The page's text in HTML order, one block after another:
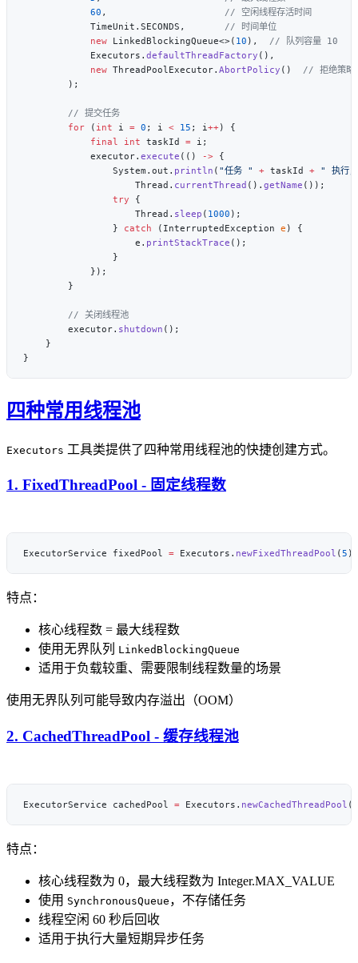
            60
,
            TimeUnit.SECONDS,
            new
LinkedBlockingQueue<>( 10 ),
            Executors.
defaultThreadFactory
            new
ThreadPoolExecutor. AbortPolicy ()
        for
( int i = 0 ; i < 15 ; i ++
            final
int taskId =
            executor.
execute (() ->
                System.out.
println ( "任务 " + taskId + " 执行
                    Thread.
currentThread (). getName
                try
                    Thread.
sleep ( 1000
                }
catch (InterruptedException e
                    e.
printStackTrace
        executor.
shutdown
四种常用线程池
Executors 工具类提供了四种常用线程池的快捷创建方式。
1. FixedThreadPool - 固定线程数
ExecutorService fixedPool = Executors. newFixedThreadPool (5
特点：
核心线程数 = 最大线程数
使用无界队列 LinkedBlockingQueue
适用于负载较重、需要限制线程数量的场景
使用无界队列可能导致内存溢出（OOM）
2. CachedThreadPool - 缓存线程池
ExecutorService cachedPool = Executors. newCachedThreadPool
特点：
核心线程数为 0，最大线程数为 Integer.MAX_VALUE
使用 SynchronousQueue ，不存储任务
线程空闲 60 秒后回收
适用于执行大量短期异步任务